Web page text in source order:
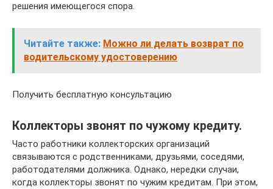
решения имеющегося спора.
Читайте также: Можно ли делать возврат по
водительскому удостоверению
Получить бесплатную консультацию
Коллекторы звонят по чужому кредиту.
Часто работники коллекторских организаций
связываются с родственниками, друзьями, соседями,
работодателями должника. Однако, нередки случаи,
когда коллекторы звонят по чужим кредитам. При этом,